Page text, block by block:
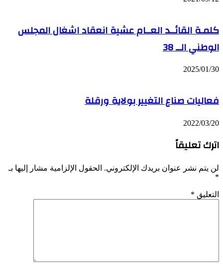
كلمـة القائــد العــام عشية انعقاد اشغال المجلس
الوطني الــ 38
2025/01/30
فعاليات صناع التغيير بولاية ورقلة
2022/03/20
اترك تعليقاً
لن يتم نشر عنوان بريدك الإلكتروني. الحقول الإلزامية مشار إليها بـ
*
التعليق *